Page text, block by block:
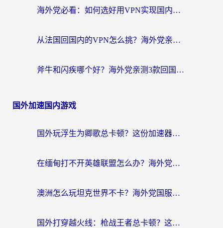
海外党必看：如何选好用VPN实现国内资源无缝访问？从越南到全球都适用
从法国回国内的VPN怎么挑？海外党亲测：稳定、多端、安全才是关键
斧牛和闪疾哪个好？海外党亲测3款回国加速器，教你选到不踩坑的那一款
国外加速国内游戏
国外玩浮生为卿歌总卡顿？这份加速器选择指南帮你找回丝滑体验
在缅甸打不开英雄联盟怎么办？海外党亲测有效的国服游戏加速指南
澳洲怎么玩坦克世界不卡？海外党国服游戏加速终极指南（附逆战奇妙碰碰车解决方案）
国外打穿越火线：枪战王者总卡顿？这篇加速器推荐下载指南帮你解决延迟难题